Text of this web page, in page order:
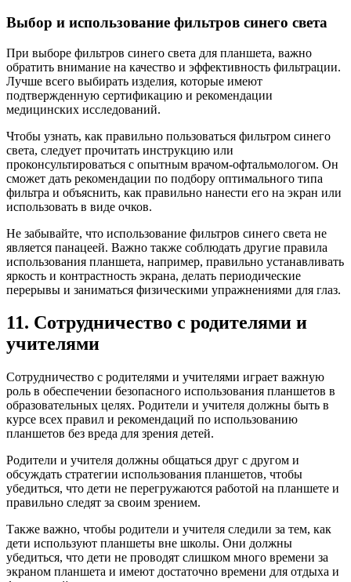
Выбор и использование фильтров синего света
При выборе фильтров синего света для планшета, важно
обратить внимание на качество и эффективность фильтрации.
Лучше всего выбирать изделия, которые имеют
подтвержденную сертификацию и рекомендации
медицинских исследований.
Чтобы узнать, как правильно пользоваться фильтром синего
света, следует прочитать инструкцию или
проконсультироваться с опытным врачом-офтальмологом. Он
сможет дать рекомендации по подбору оптимального типа
фильтра и объяснить, как правильно нанести его на экран или
использовать в виде очков.
Не забывайте, что использование фильтров синего света не
является панацеей. Важно также соблюдать другие правила
использования планшета, например, правильно устанавливать
яркость и контрастность экрана, делать периодические
перерывы и заниматься физическими упражнениями для глаз.
11. Сотрудничество с родителями и
учителями
Сотрудничество с родителями и учителями играет важную
роль в обеспечении безопасного использования планшетов в
образовательных целях. Родители и учителя должны быть в
курсе всех правил и рекомендаций по использованию
планшетов без вреда для зрения детей.
Родители и учителя должны общаться друг с другом и
обсуждать стратегии использования планшетов, чтобы
убедиться, что дети не перегружаются работой на планшете и
правильно следят за своим зрением.
Также важно, чтобы родители и учителя следили за тем, как
дети используют планшеты вне школы. Они должны
убедиться, что дети не проводят слишком много времени за
экраном планшета и имеют достаточно времени для отдыха и